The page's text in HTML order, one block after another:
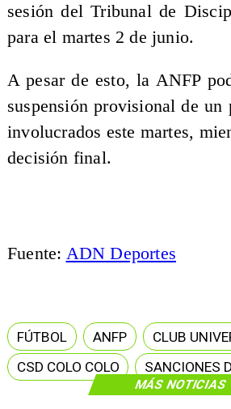
MÁS NOTICIAS
sesión del Tribunal de
para el martes 2 de junio.
A pesar de esto, la ANFP
suspensión provisional de un
involucrados este martes,
decisión final.
Fuente: ADN Deportes
FÚTBOL ANFP
CLUB
CSD COLO COLO
SANCIONES